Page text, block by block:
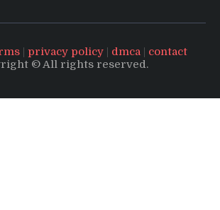
| privacy policy| dmca| contact
© All rights reserved.